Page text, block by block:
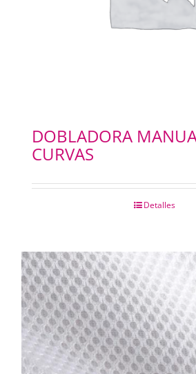
DOBLADORA
CURVAS
Detalles